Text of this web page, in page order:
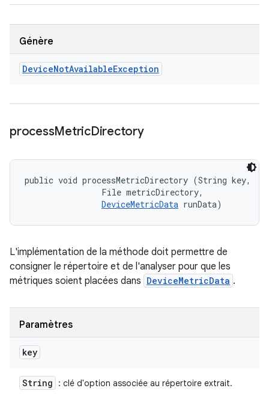
Génère
DeviceNotAvailableException
processMetricDirectory
public void processMetricDirectory (String key,
                File metricDirectory,
DeviceMetricData runData)
L'implémentation de la méthode doit permettre de
consigner le répertoire et de l'analyser pour que les
métriques soient placées dans DeviceMetricData .
Paramètres
key
String : clé d'option associée au répertoire extrait.